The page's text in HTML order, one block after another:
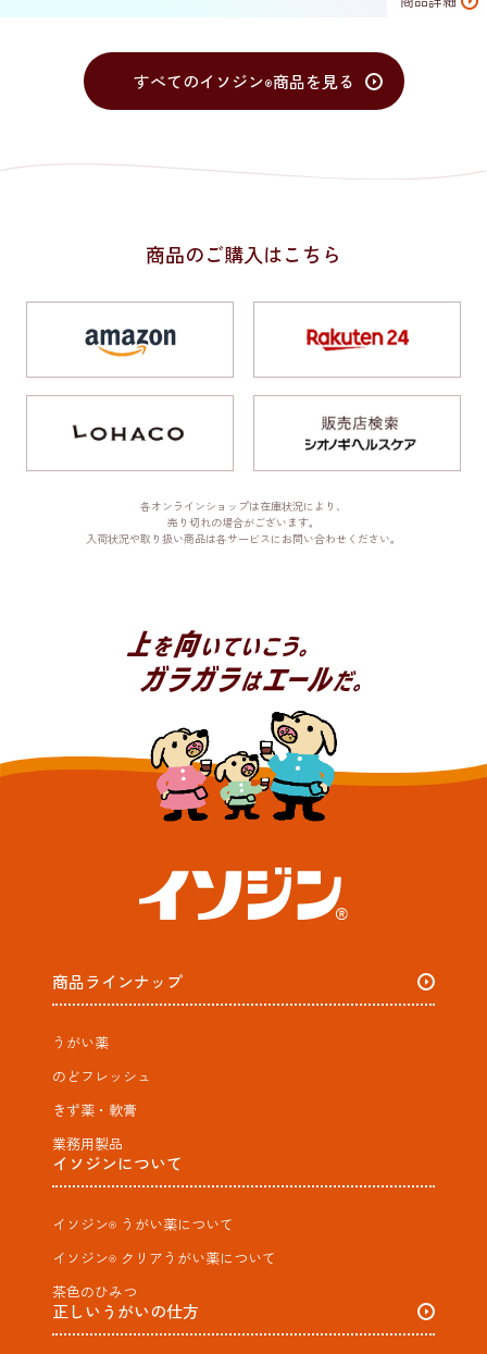
すべてのイソジン®商品を見る
商品のご購入はこちら
各オンラインショップは在庫状況により、
売り切れの場合がございます。
入荷状況や取り扱い商品は各サービスにお問い合わせください。
商品ラインナップ
うがい薬
のどフレッシュ
きず薬・軟膏
業務用製品
イソジンについて
イソジン®うがい薬​について
イソジン®クリアうがい薬​について
茶色のひみつ
正しいうがいの仕方